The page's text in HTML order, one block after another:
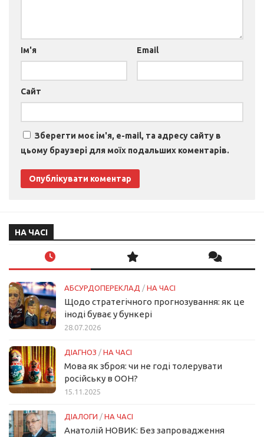
Ім'я Email
Сайт
Зберегти моє ім'я, e-mail, та адресу сайту в
цьому браузері для моїх подальших коментарів.
НА ЧАСІ
АБСУРДОПЕРЕКЛАД / НА ЧАСІ
Щодо стратегічного прогнозування: як це
іноді буває у бункері
28.07.2026
ДІАГНОЗ / НА ЧАСІ
Мова як зброя: чи не годі толерувати
російську в ООН?
15.11.2025
ДІАЛОГИ / НА ЧАСІ
Анатолій НОВИК: Без запровадження